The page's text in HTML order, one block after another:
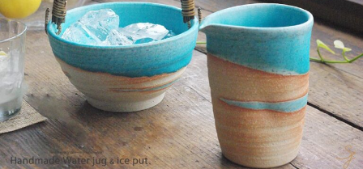
2022/11/09
≪おすすめ≫ お料理メニューを選ばない すごい和食器セット
光沢ある真っ黒な和モダン食器 ポカポカ春さくらの舞桜 24ピー
ス家族セット